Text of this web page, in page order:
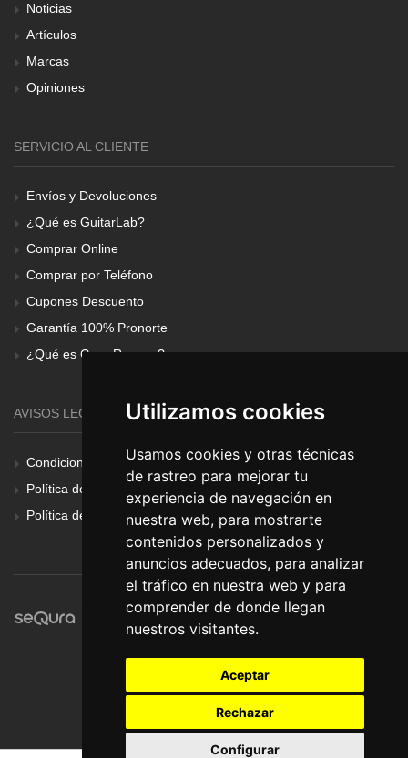
Utilizamos cookies
Usamos cookies y otras técnicas
de rastreo para mejorar tu
experiencia de navegación en
nuestra web, para mostrarte
contenidos personalizados y
anuncios adecuados, para analizar
el tráfico en nuestra web y para
comprender de donde llegan
nuestros visitantes.
Aceptar
Rechazar
Configurar
Noticias
Artículos
Marcas
Opiniones
SERVICIO AL CLIENTE
Envíos y Devoluciones
¿Qué es GuitarLab?
Comprar Online
Comprar por Teléfono
Cupones Descuento
Garantía 100% Pronorte
¿Qué es Gear Renove?
AVISOS LEGALES
Condiciones Generales
Política de Cookies
Política de Privacidad